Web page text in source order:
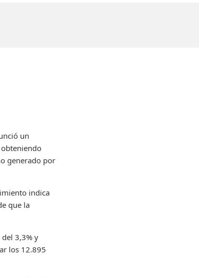
un
generado por
indica
que la
3,3% y
los 12.895